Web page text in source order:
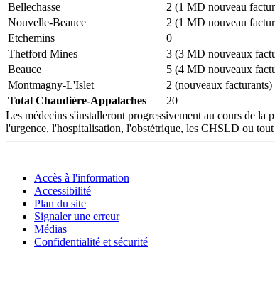
Bellechasse
2 (1 MD nouveau
Nouvelle-Beauce
2 (1 MD nouveau
Etchemins
0
Thetford Mines
3 (3 MD nouveaux
Beauce
5 (4 MD nouveaux
Montmagny-L'Islet
2 (nouveaux facturants)
Total Chaudière-Appalaches
20
Les médecins s'installeront progressivement au cours de la
l'urgence, l'hospitalisation, l'obstétrique, les CHSLD ou tout
Accès à l'information
Accessibilité
Plan du site
Signaler une erreur
Médias
Confidentialité et sécurité